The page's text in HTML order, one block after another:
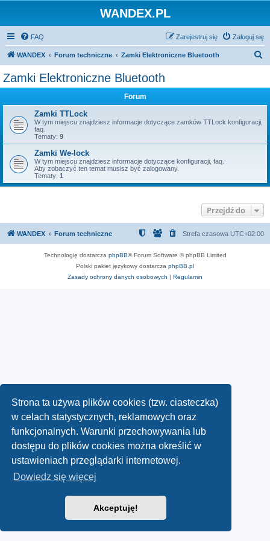
Strona ta używa plików cookies (tzw. ciasteczka)
w celach statystycznych, reklamowych oraz
funkcjonalnych. Warunki przechowywania lub
dostępu do plików cookies można określić w
ustawieniach przeglądarki internetowej.
Dowiedz się więcej
Akceptuję!
WANDEX.PL
FAQ Zaloguj się
Zarejestruj się
WANDEX Forum techniczne Zamki Elektroniczne Bluetooth
Zamki Elektroniczne Bluetooth
Forum
Zamki TTLock
W tym miejscu znajdziesz informacje dotyczące zamków TTLock konfiguracji,
faq.
Tematy: 9
Zamki We-lock
W tym miejscu znajdziesz informacje dotyczące konfiguracji, faq.
Aby zobaczyć ten temat musisz być zalogowany.
Tematy: 1
Przejdź do
WANDEX Forum techniczne Strefa czasowa UTC+02:00
Technologię dostarcza phpBB® Forum Software © phpBB Limited
Polski pakiet językowy dostarcza phpBB.pl
Zasady ochrony danych osobowych | Regulamin